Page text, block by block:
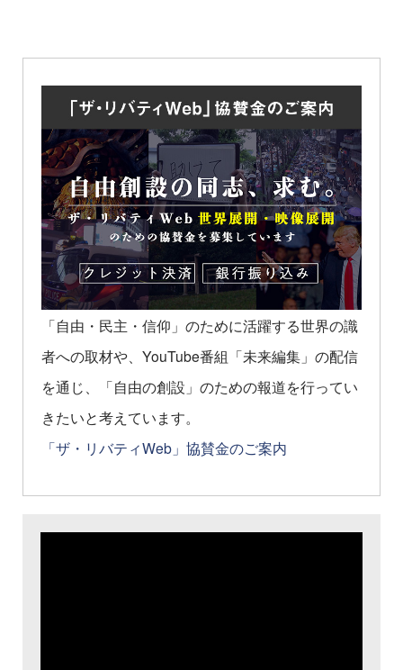
「自由・民主・信仰」のために活躍する世界の識
者への取材や、YouTube番組「未来編集」の配信
を通じ、「自由の創設」のための報道を行ってい
きたいと考えています。
「ザ・リバティWeb」協賛金のご案内